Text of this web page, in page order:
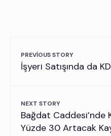
PREVIOUS STORY
İşyeri Satışında da
NEXT STORY
Bağdat Caddesi’nde
Yüzde 30 Artacak